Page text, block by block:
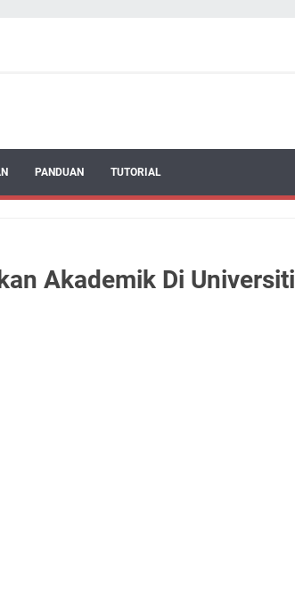
PANDUAN TUTORIAL
Akademik Di Universiti